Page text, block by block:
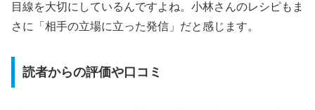
目線を大切にしているんですよね。小林さんのレシピもま
さに「相手の立場に立った発信」だと感じます。
読者からの評価や口コミ